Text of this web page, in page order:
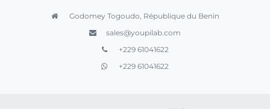
Godomey Togoudo, République du Benin
sales@youpilab.com
+229 61041622
+229 61041622